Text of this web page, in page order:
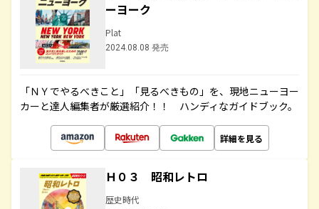
ーヨーク
Plat
2024.08.08 発売
「ＮＹでやるべきこと」「見るべきもの」を、現地ニューヨー
カーと達人編集者が厳選紹介！！ ハンディなガイドブック。
詳細を見る
Ｈ０３ 昭和レトロ
歴史時代